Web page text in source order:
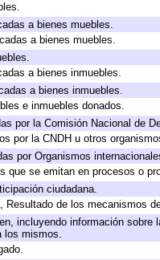
a bienes muebles.
a bienes muebles.
a bienes inmuebles.
a bienes inmuebles.
e inmuebles donados.
por la Comisión Nacional de
por la CNDH u otros
por Organismos
que se emitan en procesos o
ciudadana.
de los mecanismos
incluyendo información
los mismos.